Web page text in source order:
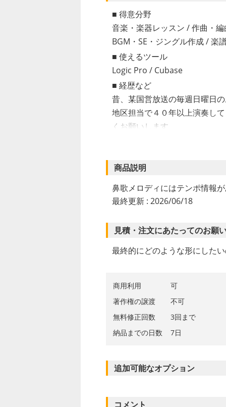
得意分野
音楽・楽器レッスン /作曲・
BGM・SE・ジングル作成/楽
使えるツール
Logic Pro / Cubase
経歴など
昔、某国営放送の毎週日曜日
地区担当で４０年以上演奏し
くお願いします
商品説明
鼻歌メロディにはテンポ情報
最終更新 : 2026/06/18
見積・注文にあたってのお願
最終的にどのような形にした
商用利用
可
著作権の譲渡
不可
無料修正回数
3回まで
納品までの日数
7日
追加可能なオプション
コメント